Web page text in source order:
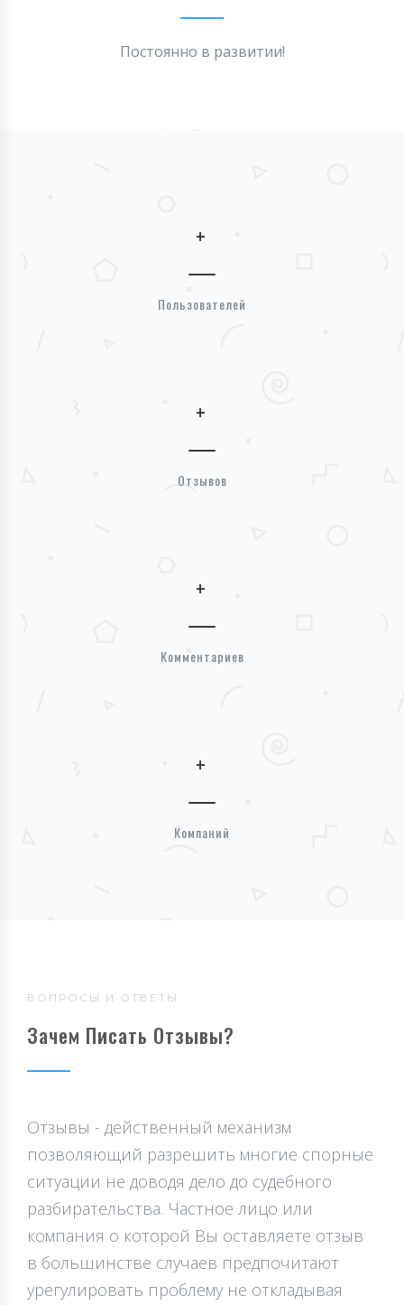
Постоянно в развитии!
+
Пользователей
+
Отзывов
+
Комментариев
+
Компаний
ВОПРОСЫ И ОТВЕТЫ
Зачем Писать Отзывы?
Отзывы - действенный механизм
позволяющий разрешить многие спорные
ситуации не доводя дело до судебного
разбирательства. Частное лицо или
компания о которой Вы оставляете отзыв
в большинстве случаев предпочитают
урегулировать проблему не откладывая